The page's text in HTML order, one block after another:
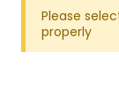
Please
properly